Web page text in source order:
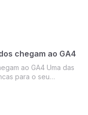
chegam ao GA4
ao GA4 Uma das
para o seu